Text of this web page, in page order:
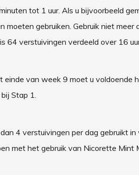
tot 1 uur. Als u bijvoorbeeld
gebruiken. Gebruik niet meer
64 verstuivingen verdeeld over 16
van week 9 moet u voldoende
Stap 1.
4 verstuivingen per dag gebruikt
met het gebruik van Nicorette Mint